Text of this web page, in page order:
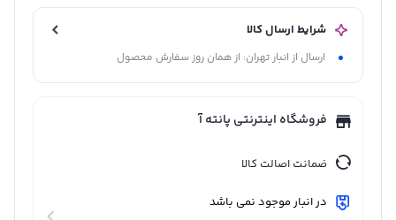
مواد آلی
شرایط ارسال کالا
ارسال از انبار تهران: از همان روز سفارش محصول
فروشگاه اینترنتی پانته آ
ضمانت اصالت کالا
در انبار موجود نمی باشد